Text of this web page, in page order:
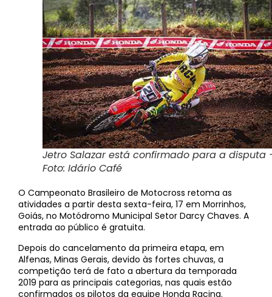
Jetro Salazar está confirmado para a disputa
Foto: Idário Café
O Campeonato Brasileiro de Motocross retoma as
atividades a partir desta sexta-feira, 17 em Morrinhos,
Goiás, no Motódromo Municipal Setor Darcy Chaves. A
entrada ao público é gratuita.
Depois do cancelamento da primeira etapa, em
Alfenas, Minas Gerais, devido às fortes chuvas, a
competição terá de fato a abertura da temporada
2019 para as principais categorias, nas quais estão
confirmados os pilotos da equipe Honda Racing.